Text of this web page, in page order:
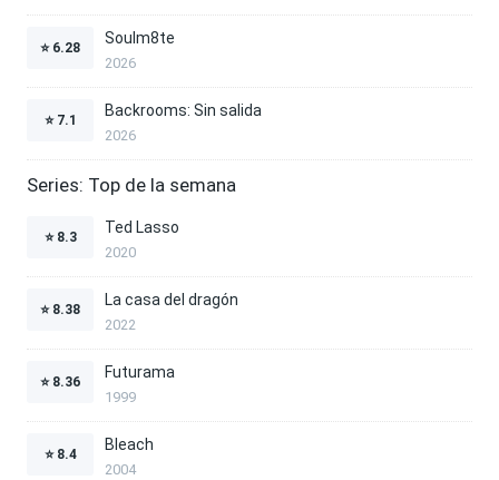
⭐ 6.28
Soulm8te
2026
⭐ 7.1
Backrooms: Sin salida
2026
Series: Top de la semana
⭐ 8.3
Ted Lasso
2020
⭐ 8.38
La casa del dragón
2022
⭐ 8.36
Futurama
1999
⭐ 8.4
Bleach
2004